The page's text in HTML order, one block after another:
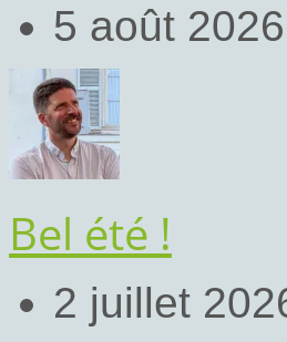
5 août 2026
Bel été !
2 juillet